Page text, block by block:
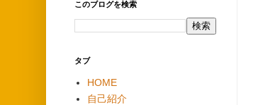
このブログを検索
タブ
HOME
自己紹介